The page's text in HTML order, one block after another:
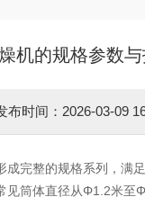
机的规格参数
布时间：2026-03-09
成完整的规格系列，满
见筒体直径从Φ1.2米至